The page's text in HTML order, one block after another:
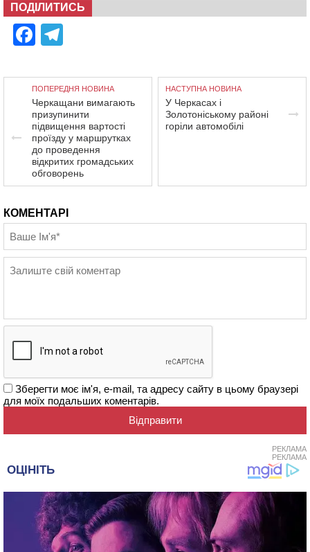
ПОДІЛИТИСЬ
Facebook
ПОПЕРЕДНЯ НОВИНА
Черкащани вимагають
призупинити
підвищення вартості
проїзду у маршрутках
до проведення
відкритих громадських
обговорень
НАСТУПНА НОВИНА
У Черкасах і
Золотоніському районі
горіли автомобілі
КОМЕНТАРІ
Зберегти моє ім'я, e-mail, та адресу сайту в цьому браузері
для моїх подальших коментарів.
РЕКЛАМА
РЕКЛАМА